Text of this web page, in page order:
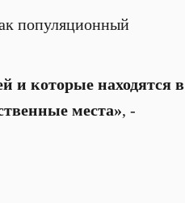
популяционный
и которые находятся в
места», -